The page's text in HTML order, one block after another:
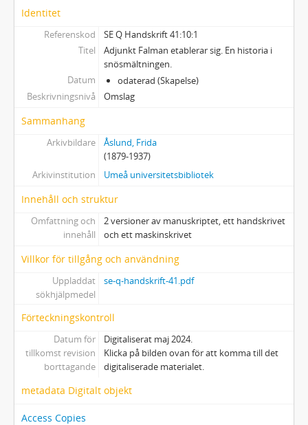
Identitet
Referenskod
SE Q Handskrift 41:10:1
Titel
Adjunkt Falman etablerar sig. En historia i
snösmältningen.
Datum
odaterad (Skapelse)
Beskrivningsnivå
Omslag
Sammanhang
Arkivbildare
Åslund, Frida
(1879-1937)
Arkivinstitution
Umeå universitetsbibliotek
Innehåll och struktur
Omfattning och
innehåll
2 versioner av manuskriptet, ett handskrivet
och ett maskinskrivet
Villkor för tillgång och användning
Uppladdat
sökhjälpmedel
se-q-handskrift-41.pdf
Förteckningskontroll
Datum för
tillkomst revision
borttagande
Digitaliserat maj 2024.
Klicka på bilden ovan för att komma till det
digitaliserade materialet.
metadata Digitalt objekt
Access Copies